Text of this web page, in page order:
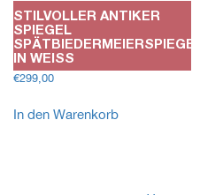
STILVOLLER ANTIKER
SPIEGEL
SPÄTBIEDERMEIERSPIEGEL
IN WEISS
€299,00
In den Warenkorb